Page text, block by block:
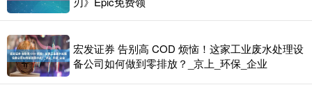
宏发证券 告别高 COD 烦恼！这家工业废水处理设
备公司如何做到零排放？_京上_环保_企业